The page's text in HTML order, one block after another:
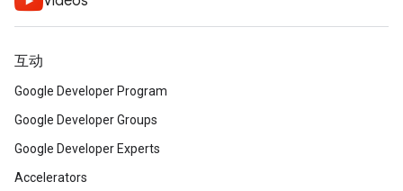
互动
Google Developer Program
Google Developer Groups
Google Developer Experts
Accelerators